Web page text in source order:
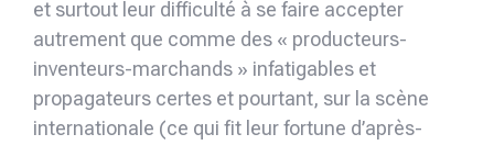
et surtout leur difficulté à se faire accepter
autrement que comme des « producteurs-
inventeurs-marchands » infatigables et
propagateurs certes et pourtant, sur la scène
internationale (ce qui fit leur fortune d’après-